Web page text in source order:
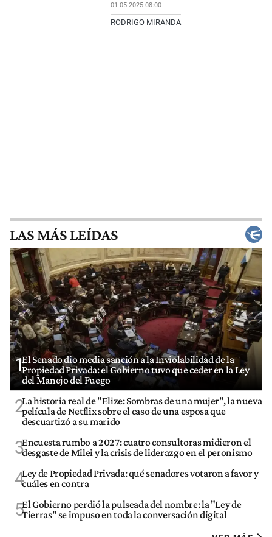
01-05-2025 08:00
RODRIGO MIRANDA
LAS MÁS LEÍDAS
1El Senado dio media sanción a la Inviolabilidad de la
Propiedad Privada: el Gobierno tuvo que ceder en la Ley
del Manejo del Fuego
2La historia real de "Elize: Sombras de una mujer", la nueva
película de Netflix sobre el caso de una esposa que
descuartizó a su marido
3Encuesta rumbo a 2027: cuatro consultoras midieron el
desgaste de Milei y la crisis de liderazgo en el peronismo
4Ley de Propiedad Privada: qué senadores votaron a favor y
cuáles en contra
5El Gobierno perdió la pulseada del nombre: la "Ley de
Tierras" se impuso en toda la conversación digital